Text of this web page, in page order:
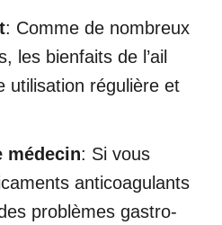
: Comme de nombreux
les bienfaits de l’ail
utilisation régulière et
médecin: Si vous
anticoagulants
problèmes gastro-